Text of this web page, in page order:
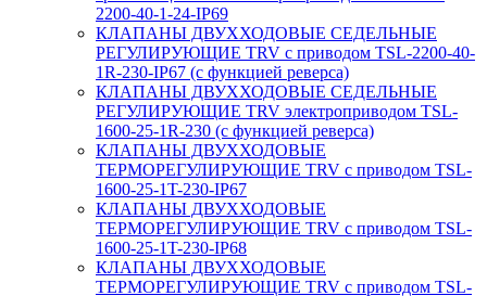
2200-40-1-24-IP69
КЛАПАНЫ ДВУХХОДОВЫЕ СЕДЕЛЬНЫЕ
РЕГУЛИРУЮЩИЕ TRV с приводом TSL-2200-40-
1R-230-IP67 (с функцией реверса)
КЛАПАНЫ ДВУХХОДОВЫЕ СЕДЕЛЬНЫЕ
РЕГУЛИРУЮЩИЕ TRV электроприводом TSL-
1600-25-1R-230 (с функцией реверса)
КЛАПАНЫ ДВУХХОДОВЫЕ
ТЕРМОРЕГУЛИРУЮЩИЕ TRV с приводом TSL-
1600-25-1T-230-IP67
КЛАПАНЫ ДВУХХОДОВЫЕ
ТЕРМОРЕГУЛИРУЮЩИЕ TRV с приводом TSL-
1600-25-1T-230-IP68
КЛАПАНЫ ДВУХХОДОВЫЕ
ТЕРМОРЕГУЛИРУЮЩИЕ TRV с приводом TSL-